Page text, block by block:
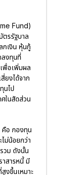
Fund)
ตรรัฐบาล
กเงิน หุ้นกู้
ลงทุนที่
พื่อเพิ่มผล
ยงได้จาก
นไป
ในสัดส่วน
คือ กองทุน
ม่น้อยกว่า
วม ดังนั้น
าสารหนี้ มี
งขึ้นเหมาะ